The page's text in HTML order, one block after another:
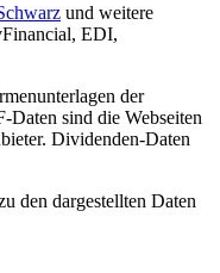
und weitere
EDI,
der
sind die Webseiten
Dividenden-Daten
den dargestellten Daten